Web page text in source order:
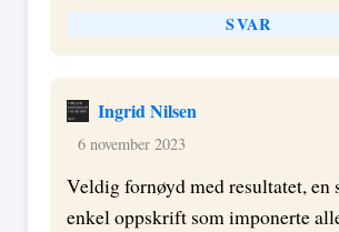
SVAR
Ingrid Nilsen
6 november 2023
Veldig fornøyd med resultatet, en
enkel oppskrift som imponerte